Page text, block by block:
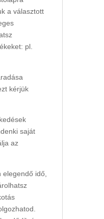
a választott
pl.
kérjük
saját
az
idő,